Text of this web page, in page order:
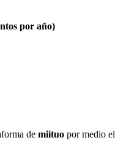
por año)
de miituo por medio el